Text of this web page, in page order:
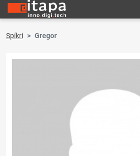
Spíkri Gregor